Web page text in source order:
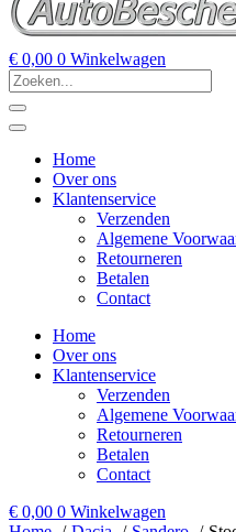
€ 0,00 0 Winkelwagen
Home
Over ons
Klantenservice
Verzenden
Algemene
Retourneren
Betalen
Contact
Home
Over ons
Klantenservice
Verzenden
Algemene
Retourneren
Betalen
Contact
€ 0,00 0 Winkelwagen